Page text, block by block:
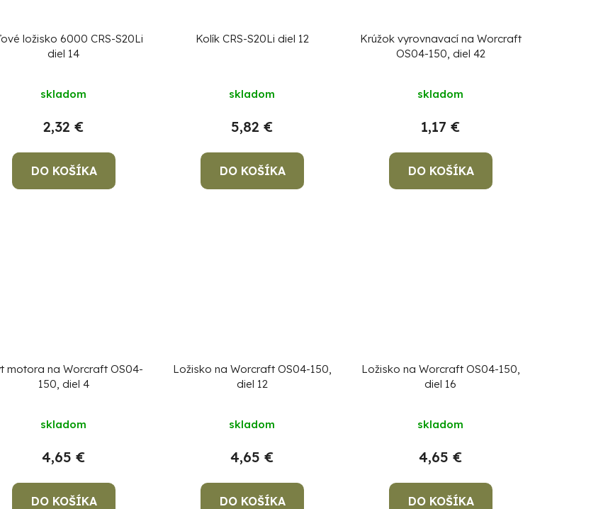
ložisko 6000 CRS-S20Li
diel 14
skladom
2,32 €
DO KOŠÍKA
Kolík CRS-S20Li diel 12
skladom
5,82 €
DO KOŠÍKA
Krúžok vyrovnavací na Worcraft
OS04-150, diel 42
skladom
1,17 €
DO KOŠÍKA
motora na Worcraft OS04-
150, diel 4
skladom
4,65 €
DO KOŠÍKA
Ložisko na Worcraft OS04-150,
diel 12
skladom
4,65 €
DO KOŠÍKA
Ložisko na Worcraft OS04-150,
diel 16
skladom
4,65 €
DO KOŠÍKA